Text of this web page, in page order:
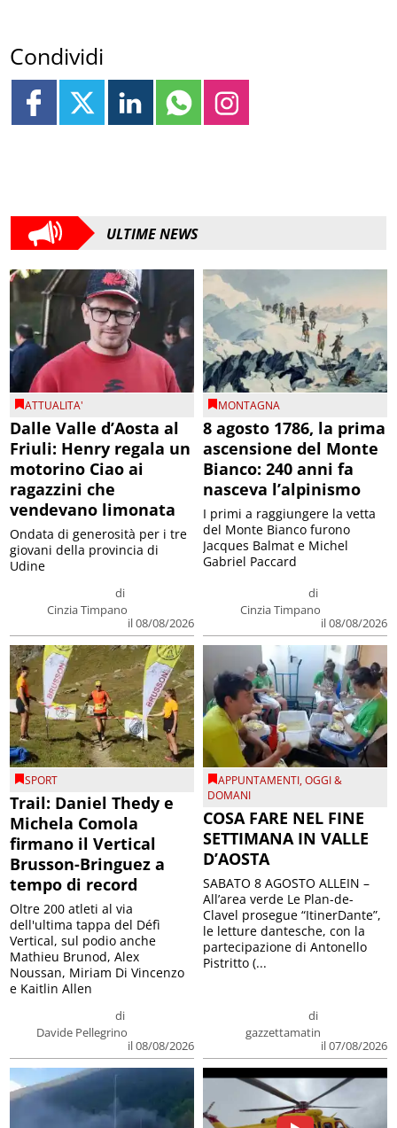
Condividi
ULTIME NEWS
ATTUALITA'
Dalle Valle d’Aosta al
Friuli: Henry regala un
motorino Ciao ai
ragazzini che
vendevano limonata
di
Cinzia Timpano
il 08/08/2026
Ondata di generosità per i tre
giovani della provincia di
Udine
MONTAGNA
8 agosto 1786, la prima
ascensione del Monte
Bianco: 240 anni fa
nasceva l’alpinismo
di
Cinzia Timpano
il 08/08/2026
I primi a raggiungere la vetta
del Monte Bianco furono
Jacques Balmat e Michel
Gabriel Paccard
SPORT
Trail: Daniel Thedy e
Michela Comola
firmano il Vertical
Brusson-Bringuez a
tempo di record
di
Davide Pellegrino
il 08/08/2026
Oltre 200 atleti al via
dell'ultima tappa del Défì
Vertical, sul podio anche
Mathieu Brunod, Alex
Noussan, Miriam Di Vincenzo
e Kaitlin Allen
APPUNTAMENTI,OGGI &
DOMANI
COSA FARE NEL FINE
SETTIMANA IN VALLE
D’AOSTA
di
gazzettamatin
il 07/08/2026
SABATO 8 AGOSTO ALLEIN –
All’area verde Le Plan-de-
Clavel prosegue “ItinerDante”,
le letture dantesche, con la
partecipazione di Antonello
Pistritto (...